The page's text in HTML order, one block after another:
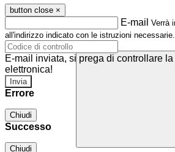
button close ×
E-mail Verrà
all'indirizzo indicato con le istruzioni necessarie.
E-mail inviata, si prega di controllare
elettronica!
Errore
Chiudi
Successo
Chiudi